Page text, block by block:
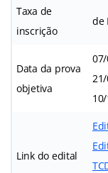
Taxa de
inscrição
de
Data da prova
objetiva
Link do edital